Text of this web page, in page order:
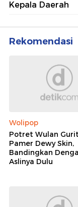
Kepala Daerah
Rekomendasi
Wolipop
Potret Wulan
Pamer Dewy Skin,
Bandingkan
Aslinya Dulu